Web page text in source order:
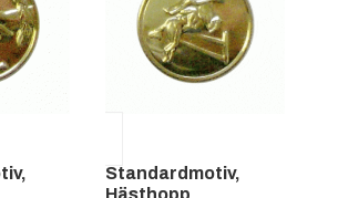
Standardmotiv,